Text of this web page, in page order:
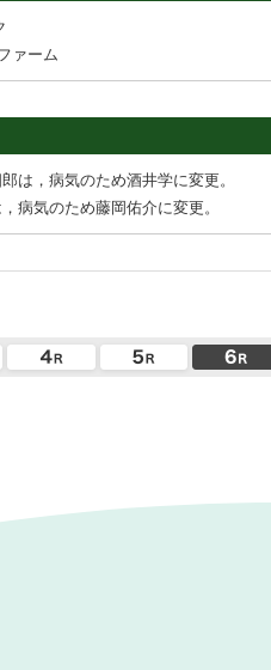
ァーム
は，病気のため酒井学に変更。
病気のため藤岡佑介に変更。